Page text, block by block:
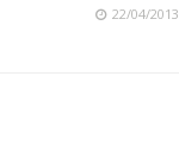
22/04/2013